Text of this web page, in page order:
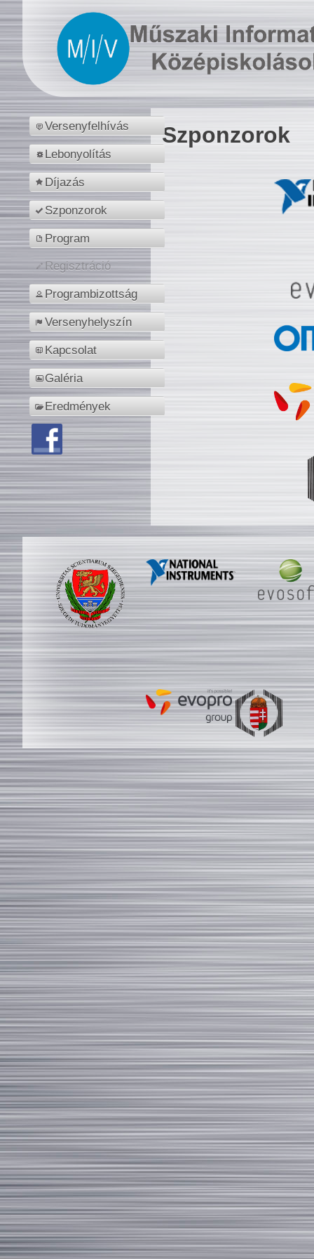
Versenyfelhívás
Lebonyolítás
Díjazás
Szponzorok
Program
Regisztráció
Programbizottság
Versenyhelyszín
Kapcsolat
Galéria
Eredmények
Szponzorok